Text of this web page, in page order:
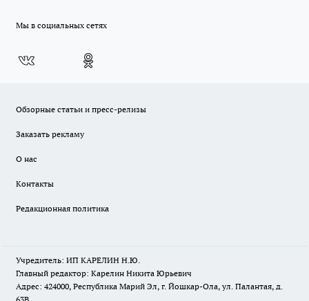
Мы в социальных сетях
Обзорные статьи и пресс-релизы
Заказать рекламу
О нас
Контакты
Редакционная политика
Учредитель: ИП КАРЕЛИН Н.Ю.
Главный редактор: Карелин Никита Юрьевич
Адрес: 424000, Республика Марий Эл, г. Йошкар-Ола, ул. Палантая, д.